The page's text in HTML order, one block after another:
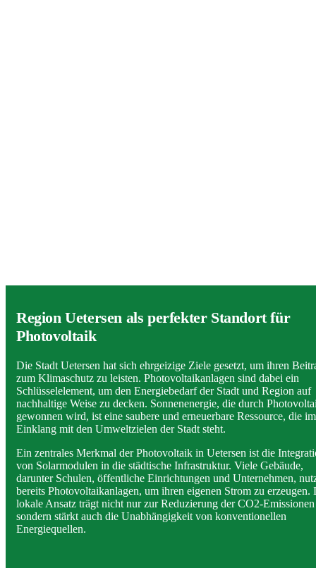
Region Uetersen als perfekter Standort für
Photovoltaik
Die Stadt Uetersen hat sich ehrgeizige Ziele gesetzt, um ihren
zum Klimaschutz zu leisten. Photovoltaikanlagen sind dabei ein
Schlüsselelement, um den Energiebedarf der Stadt und Region auf
nachhaltige Weise zu decken. Sonnenenergie, die durch
gewonnen wird, ist eine saubere und erneuerbare Ressource, die im
Einklang mit den Umweltzielen der Stadt steht.
Ein zentrales Merkmal der Photovoltaik in Uetersen ist die
von Solarmodulen in die städtische Infrastruktur. Viele Gebäude,
darunter Schulen, öffentliche Einrichtungen und Unternehmen,
bereits Photovoltaikanlagen, um ihren eigenen Strom zu erzeugen.
lokale Ansatz trägt nicht nur zur Reduzierung der CO2-
sondern stärkt auch die Unabhängigkeit von konventionellen
Energiequellen.